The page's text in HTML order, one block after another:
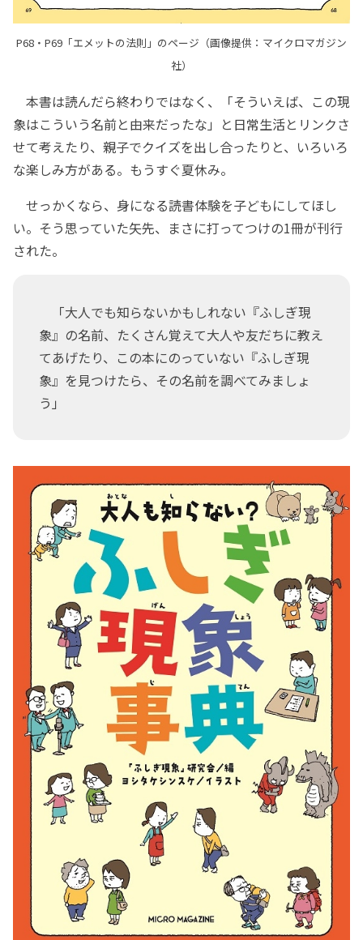
P68・P69「エメットの法則」のページ（画像提供：マイクロマガジン
社）
本書は読んだら終わりではなく、「そういえば、この現
象はこういう名前と由来だったな」と日常生活とリンクさ
せて考えたり、親子でクイズを出し合ったりと、いろいろ
な楽しみ方がある。もうすぐ夏休み。
せっかくなら、身になる読書体験を子どもにしてほし
い。そう思っていた矢先、まさに打ってつけの1冊が刊行
された。
「大人でも知らないかもしれない『ふしぎ現
象』の名前、たくさん覚えて大人や友だちに教え
てあげたり、この本にのっていない『ふしぎ現
象』を見つけたら、その名前を調べてみましょ
う」